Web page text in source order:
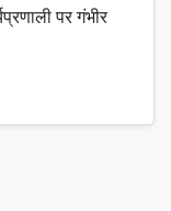
पर गंभीर